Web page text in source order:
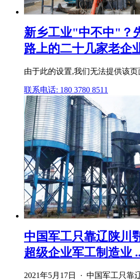
新乡工业"中不中"？
路上的二十几家老企
由于此的设置,我们无法提供该页
联系电话: 180 3780 8511
中国军工只靠辽陕川
超级企业军工制造业
2021年5月17日 · 中国军工只靠